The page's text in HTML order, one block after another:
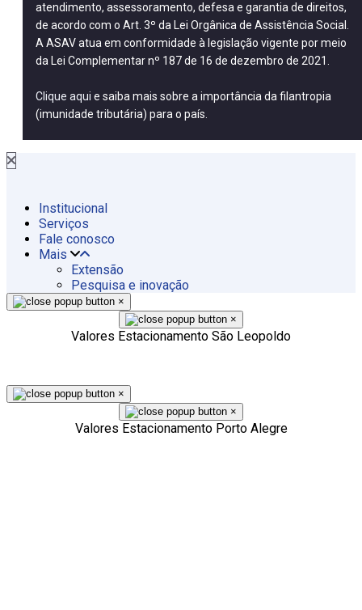
atendimento, assessoramento, defesa e garantia de direitos,
de acordo com o Art. 3º da Lei Orgânica de Assistência Social.
A ASAV atua em conformidade à legislação vigente por meio
da Lei Complementar nº 187 de 16 de dezembro de 2021.
Clique aqui e saiba mais sobre a importância da filantropia
(imunidade tributária) para o país.
Institucional
Serviços
Fale conosco
Mais
Extensão
Pesquisa e inovação
×
×
Valores Estacionamento São Leopoldo
×
×
Valores Estacionamento Porto Alegre